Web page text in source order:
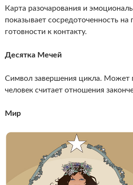
Карта разочарования и
показывает сосредоточенность
готовности к контакту.
Десятка Мечей
Символ завершения цикла. Может
человек считает отношения
Мир